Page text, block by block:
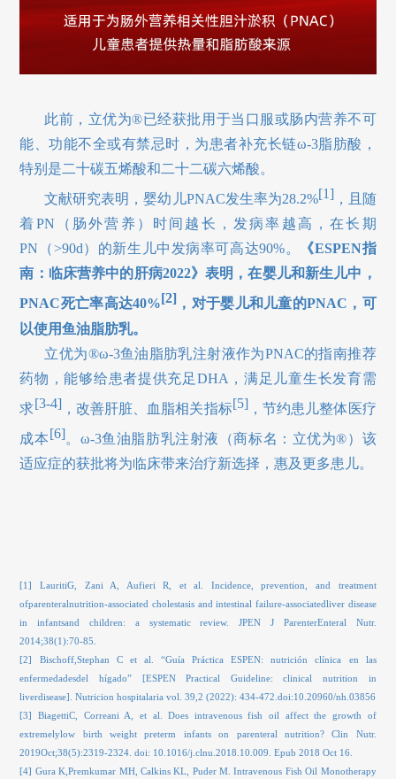
此前，立优为®已经获批用于当口服或肠内营养不可
能、功能不全或有禁忌时，为患者补充长链ω-3脂肪酸，
特别是二十碳五烯酸和二十二碳六烯酸。
文献研究表明，婴幼儿PNAC发生率为28.2%[1]，且随
着PN（肠外营养）时间越长，发病率越高，在长期
PN（>90d）的新生儿中发病率可高达90%。
《ESPEN指
南：临床营养中的肝病2022》表明，在婴儿和新生儿中，
PNAC死亡率高达40%[2] ，对于婴儿和儿童的PNAC，可
以使用鱼油脂肪乳。
立优为®ω-3鱼油脂肪乳注射液作为PNAC的指南推荐
药物，能够给患者提供充足DHA，满足儿童生长发育需
求[3-4]，改善肝脏、血脂相关指标[5]，节约患儿整体医疗
成本[6]。ω-3鱼油脂肪乳注射液（商标名：立优为®）该
适应症的获批将为临床带来治疗新选择，惠及更多患儿。
[1] LauritiG, Zani A, Aufieri R, et al. Incidence, prevention, and treatment
ofparenteralnutrition-associated cholestasis and intestinal failure-associatedliver disease
in infantsand children: a systematic review. JPEN J ParenterEnteral Nutr.
2014;38(1):70-85.
[2] Bischoff,Stephan C et al. “Guía Práctica ESPEN: nutrición clínica en las
enfermedadesdel hígado” [ESPEN Practical Guideline: clinical nutrition in
liverdisease]. Nutricion hospitalaria vol. 39,2 (2022): 434-472.doi:10.20960/nh.03856
[3]BiagettiC, Correani A, et al. Does intravenous fish oil affect the growth of
extremelylow birth weight preterm infants on parenteral nutrition? Clin Nutr.
2019Oct;38(5):2319-2324. doi: 10.1016/j.clnu.2018.10.009. Epub 2018 Oct 16.
[4] Gura K,Premkumar MH, Calkins KL, Puder M. Intravenous Fish Oil Monotherapy